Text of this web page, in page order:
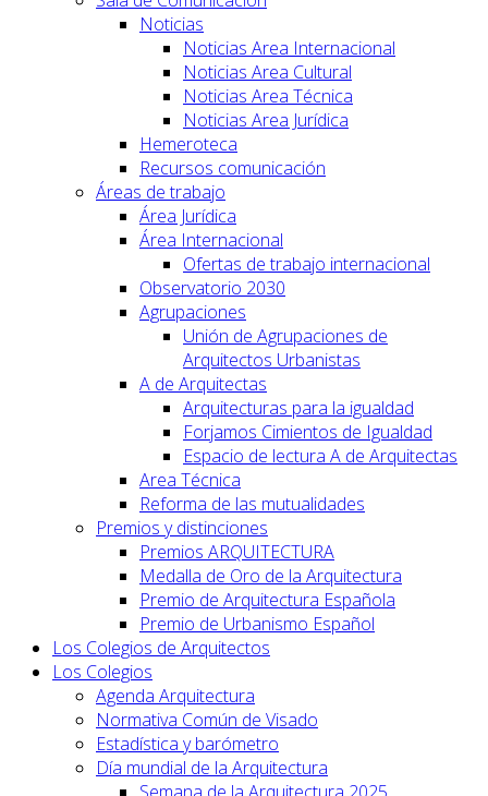
Noticias
Noticias Area Internacional
Noticias Area Cultural
Noticias Area Técnica
Noticias Area Jurídica
Hemeroteca
Recursos comunicación
Áreas de trabajo
Área Jurídica
Área Internacional
Ofertas de trabajo internacional
Observatorio 2030
Agrupaciones
Unión de Agrupaciones de
Arquitectos Urbanistas
A de Arquitectas
Arquitecturas para la igualdad
Forjamos Cimientos de Igualdad
Espacio de lectura A de Arquitectas
Area Técnica
Reforma de las mutualidades
Premios y distinciones
Premios ARQUITECTURA
Medalla de Oro de la Arquitectura
Premio de Arquitectura Española
Premio de Urbanismo Español
Los Colegios de Arquitectos
Los Colegios
Agenda Arquitectura
Normativa Común de Visado
Estadística y barómetro
Día mundial de la Arquitectura
Semana de la Arquitectura 2025